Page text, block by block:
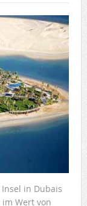
in Dubais
im Wert von